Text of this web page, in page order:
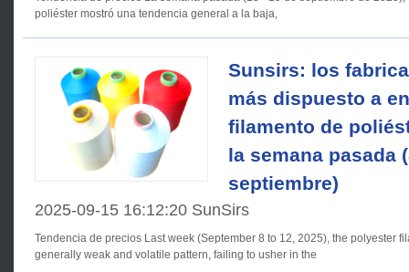
poliéster mostró una tendencia general a la baja,
Sunsirs: los
más dispuesto a
filamento de
la semana pasada
septiembre)
2025-09-15 16:12:20 SunSirs
Tendencia de precios Last week (September 8 to 12, 2025), the polyester filament market showed a
generally weak and volatile pattern, failing to usher in the